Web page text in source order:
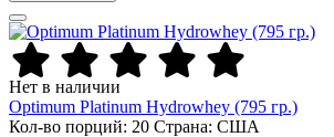
Нет в наличии
Optimum Platinum Hydrowhey (795 гр.)
Кол-во порций: 20 Страна: США